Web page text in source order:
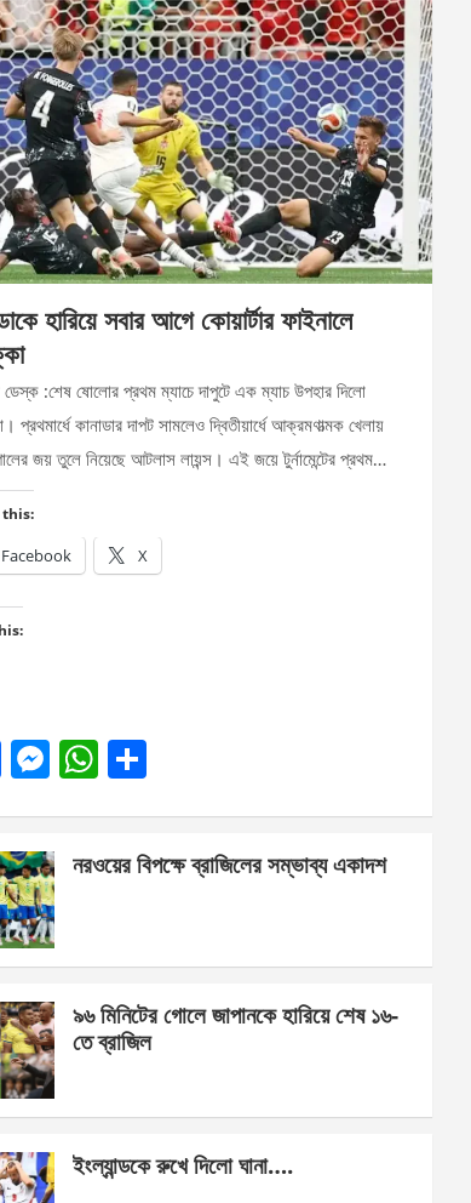
হারিয়ে সবার আগে কোয়ার্টার ফাইনালে
ডেস্ক :শেষ ষোলোর প্রথম ম্যাচে দাপুটে এক ম্যাচ উপহার দিলো
প্রথমার্ধে কানাডার দাপট সামলেও দ্বিতীয়ার্ধে আক্রমণাত্মক খেলায়
জয় তুলে নিয়েছে আটলাস লায়ন্স। এই জয়ে টুর্নামেন্টের প্রথম…
this:
Facebook X
F
b
o
o
k
M
n
g
er
W
s
e
নরওয়ের বিপক্ষে ব্রাজিলের সম্ভাব্য একাদশ
৯৬ মিনিটের গোলে জাপানকে হারিয়ে শেষ ১৬-
তে ব্রাজিল
ইংল্যান্ডকে রুখে দিলো ঘানা….